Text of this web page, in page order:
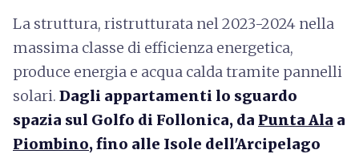
La struttura, ristrutturata nel 2023-2024 nella
massima classe di efficienza energetica,
produce energia e acqua calda tramite pannelli
solari. Dagli appartamenti lo sguardo
spazia sul Golfo di Follonica, da Punta Ala a
Piombino, fino alle Isole dell'Arcipelago